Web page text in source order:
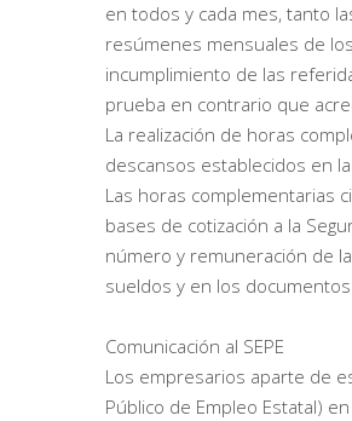
en todos y cada mes, tanto
resúmenes mensuales de
incumplimiento de las
prueba en contrario que
La realización de horas
descansos establecidos en la
Las horas complementarias
bases de cotización a la
número y remuneración de
sueldos y en los
Comunicación al SEPE
Los empresarios aparte de
Público de Empleo Estatal)